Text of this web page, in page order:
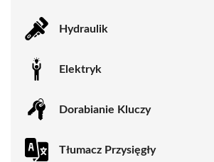
Hydraulik
Elektryk
Dorabianie Kluczy
Tłumacz Przysięgły